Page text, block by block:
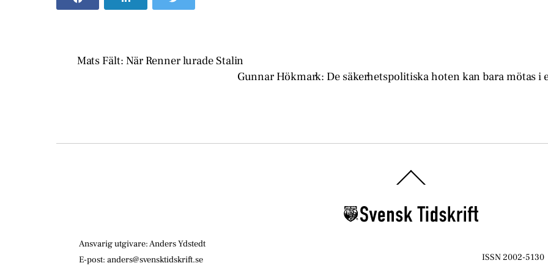
Mats Fält: När Renner lurade Stalin
Gunnar Hökmark: De säkerhetspolitiska hoten kan bara mötas i
To
Ansvarig utgivare: Anders Ydstedt
E-post: anders@svensktidskrift.se
ISSN 2002-5130